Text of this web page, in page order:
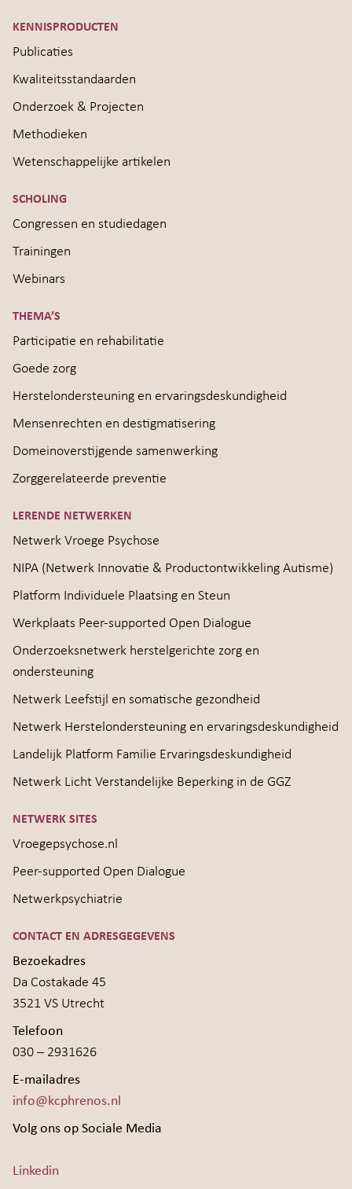
KENNISPRODUCTEN
Publicaties
Kwaliteitsstandaarden
Onderzoek & Projecten
Methodieken
Wetenschappelijke artikelen
SCHOLING
Congressen en studiedagen
Trainingen
Webinars
THEMA’S
Participatie en rehabilitatie
Goede zorg
Herstelondersteuning en ervaringsdeskundigheid
Mensenrechten en destigmatisering
Domeinoverstijgende samenwerking
Zorggerelateerde preventie
LERENDE NETWERKEN
Netwerk Vroege Psychose
NIPA (Netwerk Innovatie & Productontwikkeling Autisme)
Platform Individuele Plaatsing en Steun
Werkplaats Peer-supported Open Dialogue
Onderzoeksnetwerk herstelgerichte zorg en
ondersteuning
Netwerk Leefstijl en somatische gezondheid
Netwerk Herstelondersteuning en ervaringsdeskundigheid
Landelijk Platform Familie Ervaringsdeskundigheid
Netwerk Licht Verstandelijke Beperking in de GGZ
NETWERK SITES
Vroegepsychose.nl
Peer-supported Open Dialogue
Netwerkpsychiatrie
CONTACT EN ADRESGEGEVENS
Bezoekadres
Da Costakade 45
3521 VS Utrecht
Telefoon
030 – 2931626
E-mailadres
info@kcphrenos.nl
Volg ons op Sociale Media
Linkedin